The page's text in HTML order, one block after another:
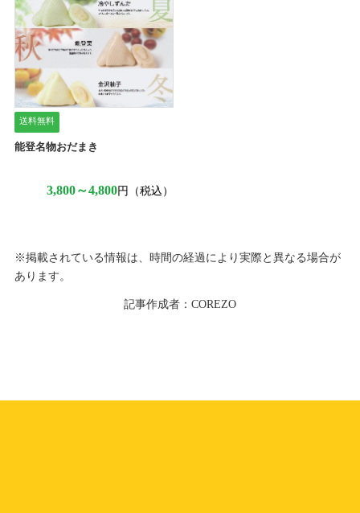
送料無料
能登名物おだまき
3,800～4,800円（税込）
※掲載されている情報は、時間の経過により実際と異なる場合が
あります。
記事作成者：COREZO